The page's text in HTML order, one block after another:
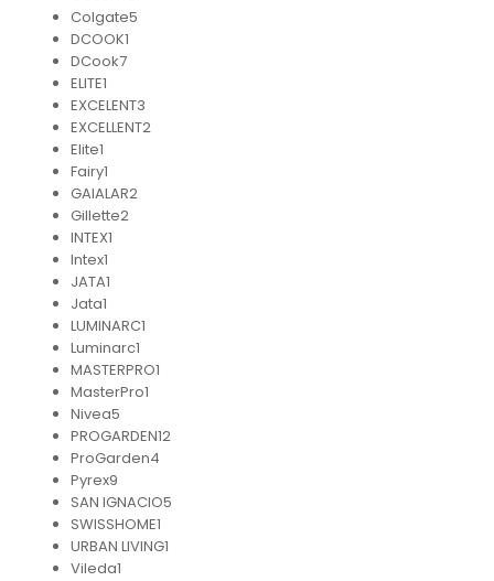
Colgate5
DCOOK1
DCook7
ELITE1
EXCELENT3
EXCELLENT2
Elite1
Fairy1
GAIALAR2
Gillette2
INTEX1
Intex1
JATA1
Jata1
LUMINARC1
Luminarc1
MASTERPRO1
MasterPro1
Nivea5
PROGARDEN12
ProGarden4
Pyrex9
SAN IGNACIO5
SWISSHOME1
URBAN LIVING1
Vileda1